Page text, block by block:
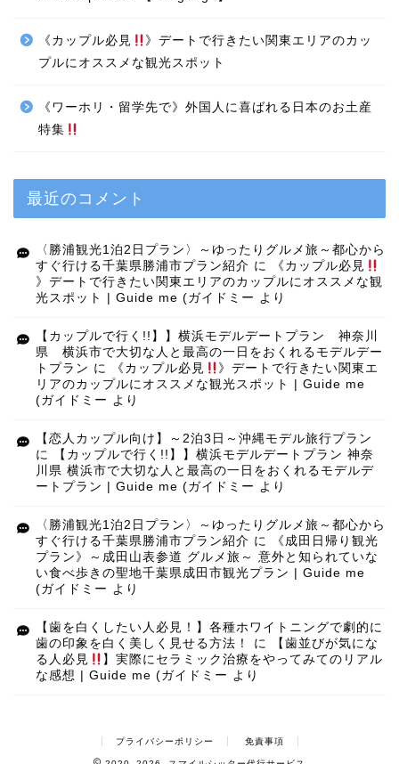
《カップル必見
》デートで行きたい関東エリアのカッ
プルにオススメな観光スポット
《ワーホリ・留学先で》外国人に喜ばれる日本のお土産
特集
最近のコメント
〈勝浦観光1泊2日プラン〉～ゆったりグルメ旅～都心から
すぐ行ける千葉県勝浦市プラン紹介 に
《カップル必見
》デートで行きたい関東エリアのカップルにオススメな観
光スポット | Guide me (ガイドミー より
【カップルで行く!!】】横浜モデルデートプラン 神奈川
県 横浜市で大切な人と最高の一日をおくれるモデルデー
トプラン に 《カップル必見
》デートで行きたい関東エ
リアのカップルにオススメな観光スポット | Guide me
(ガイドミー より
【恋人カップル向け】～2泊3日～沖縄モデル旅行プラン
に
【カップルで行く!!】】横浜モデルデートプラン 神奈
川県 横浜市で大切な人と最高の一日をおくれるモデルデ
ートプラン | Guide me (ガイドミー より
〈勝浦観光1泊2日プラン〉～ゆったりグルメ旅～都心から
すぐ行ける千葉県勝浦市プラン紹介 に
《成田日帰り観光
プラン》～成田山表参道 グルメ旅～ 意外と知られていな
い食べ歩きの聖地千葉県成田市観光プラン | Guide me
(ガイドミー より
【歯を白くしたい人必見！】各種ホワイトニングで劇的に
歯の印象を白く美しく見せる方法！
に
【歯並びが気にな
る人必見
】実際にセラミック治療をやってみてのリアル
な感想 | Guide me (ガイドミー より
プライバシーポリシー 免責事項